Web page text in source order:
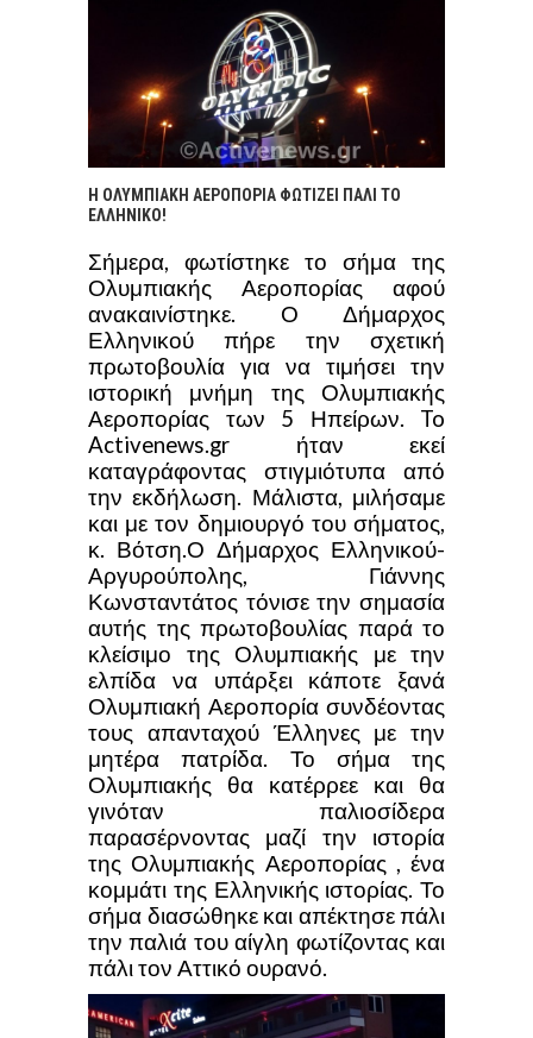
Η ΟΛΥΜΠΙΑΚΗ ΑΕΡΟΠΟΡΙΑ ΦΩΤΙΖΕΙ ΠΑΛΙ ΤΟ
ΕΛΛΗΝΙΚΟ!
Σήμερα, φωτίστηκε το σήμα της
Ολυμπιακής Αεροπορίας αφού
ανακαινίστηκε. Ο Δήμαρχος
Ελληνικού πήρε την σχετική
πρωτοβουλία για να τιμήσει την
ιστορική μνήμη της Ολυμπιακής
Αεροπορίας των 5 Ηπείρων. To
Activenews.gr ήταν εκεί
καταγράφοντας στιγμιότυπα από
την εκδήλωση. Μάλιστα, μιλήσαμε
και με τον δημιουργό του σήματος,
κ. Βότση.Ο Δήμαρχος Ελληνικού-
Αργυρούπολης, Γιάννης
Κωνσταντάτος τόνισε την σημασία
αυτής της πρωτοβουλίας παρά το
κλείσιμο της Ολυμπιακής με την
ελπίδα να υπάρξει κάποτε ξανά
Ολυμπιακή Αεροπορία συνδέοντας
τους απανταχού Έλληνες με την
μητέρα πατρίδα. Το σήμα της
Ολυμπιακής θα κατέρρεε και θα
γινόταν παλιοσίδερα
παρασέρνοντας μαζί την ιστορία
της Ολυμπιακής Αεροπορίας , ένα
κομμάτι της Ελληνικής ιστορίας. Το
σήμα διασώθηκε και απέκτησε πάλι
την παλιά του αίγλη φωτίζοντας και
πάλι τον Αττικό ουρανό.